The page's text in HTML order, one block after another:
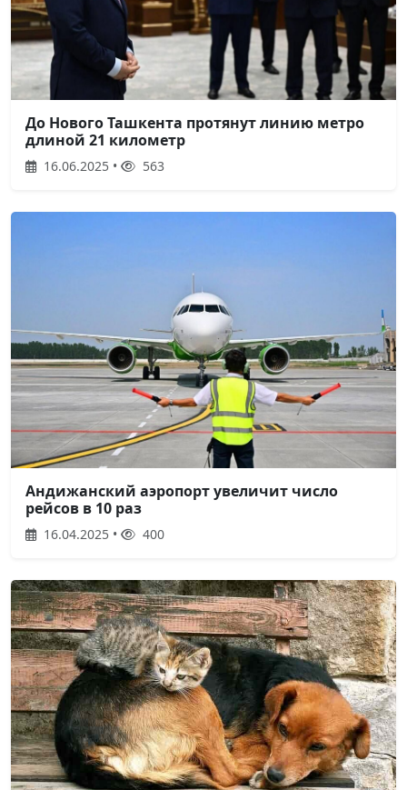
До Нового Ташкента протянут линию метро
длиной 21 километр
16.06.2025 • 563
Андижанский аэропорт увеличит число
рейсов в 10 раз
16.04.2025 • 400